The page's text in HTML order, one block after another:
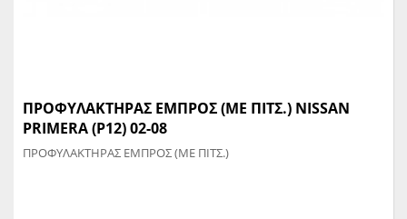
ΠΡΟΦΥΛΑΚΤΗΡΑΣ ΕΜΠΡΟΣ (ΜΕ ΠΙΤΣ.) NISSAN
PRIMERA (P12) 02-08
ΠΡΟΦΥΛΑΚΤΗΡΑΣ ΕΜΠΡΟΣ (ΜΕ ΠΙΤΣ.)